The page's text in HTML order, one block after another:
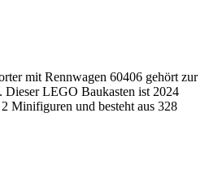
mit Rennwagen 60406 gehört zur
LEGO Baukasten ist 2024
Minifiguren und besteht aus 328